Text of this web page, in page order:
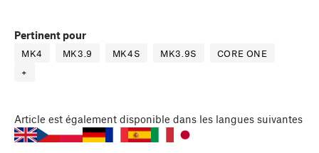
Pertinent pour
MK4 MK3.9 MK4S MK3.9S
CORE ONE
+
Article est également disponible dans les langues suivantes